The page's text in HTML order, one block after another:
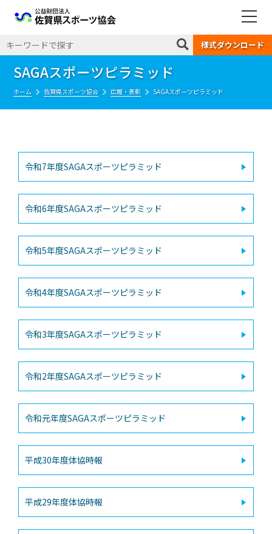
公益財団法人 佐賀県スポーツ協会
様式ダウンロード
SAGAスポーツピラミッド
ホーム 佐賀県スポーツ協会 広報・表彰 SAGAスポーツピラミッド
令和7年度SAGAスポーツピラミッド
令和6年度SAGAスポーツピラミッド
令和5年度SAGAスポーツピラミッド
令和4年度SAGAスポーツピラミッド
令和3年度SAGAスポーツピラミッド
令和2年度SAGAスポーツピラミッド
令和元年度SAGAスポーツピラミッド
平成30年度体協時報
平成29年度体協時報